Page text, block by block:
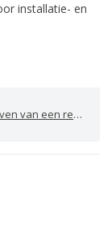
installatie- en
een review